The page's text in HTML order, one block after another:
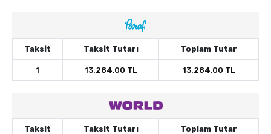
Taksit Taksit Tutarı Toplam Tutar
1 13.284,00 TL 13.284,00 TL
Taksit Taksit Tutarı Toplam Tutar